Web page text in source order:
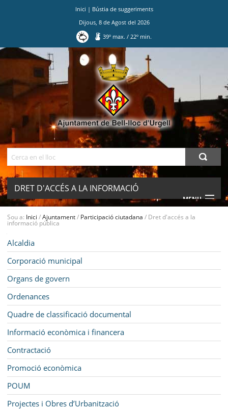
Inici | Bústia de suggeriments
Dijous, 8de Agostdel 2026
39º max./ 22º min.
DRET D'ACCÉS A LA INFORMACIÓ
PÚBLICA
MENU
MUNICIPI
SEU ELECTRÒNICA
BELL-LLOC SOLUCIONA
Sou a: Inici /Ajuntament/ Participació ciutadana / Dret d'accés a la
informació pública
Alcaldia
Corporació municipal
Organs de govern
Ordenances
Quadre de classificació documental
Informació econòmica i financera
Contractació
Promoció econòmica
POUM
Projectes i Obres d’Urbanització